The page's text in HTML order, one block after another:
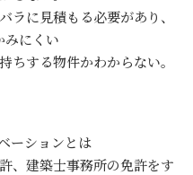
ラに見積もる必要があり、
みにくい
ちする物件かわからない。
ーションとは
、建築士事務所の免許をす